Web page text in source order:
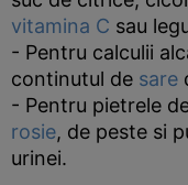
vitamina C sau
- Pentru calculii
continutul de sare
- Pentru pietrele
rosie, de peste si
urinei.